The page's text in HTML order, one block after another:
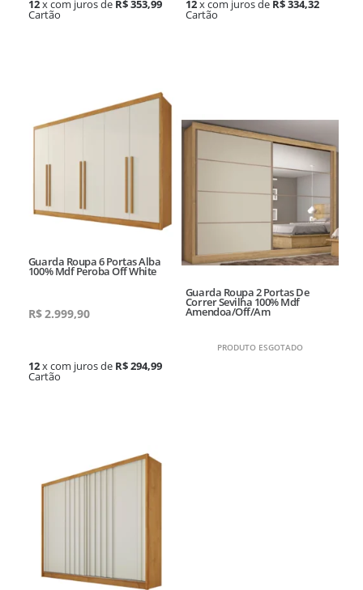
12x com juros de R$ 353,99
Cartão
12x com juros de R$ 334,32
Cartão
Guarda Roupa 6 Portas Alba
100% Mdf Peroba Off White
R$2.999,90
12x com juros de R$ 294,99
Cartão
Guarda Roupa 2 Portas De
Correr Sevilha 100% Mdf
Amendoa/Off/Am
PRODUTO ESGOTADO